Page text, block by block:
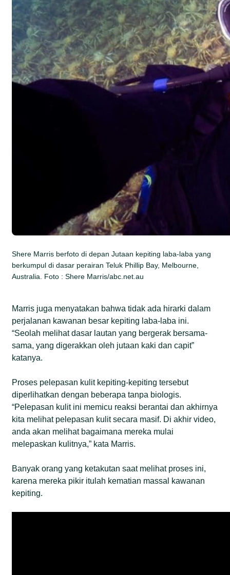
Shere Marris berfoto di depan Jutaan kepiting laba-laba yang
berkumpul di dasar perairan Teluk Phillip Bay, Melbourne,
Australia. Foto : Shere Marris/abc.net.au
Marris juga menyatakan bahwa tidak ada hirarki dalam
perjalanan kawanan besar kepiting laba-laba ini.
“Seolah melihat dasar lautan yang bergerak bersama-
sama, yang digerakkan oleh jutaan kaki dan capit”
katanya.
Proses pelepasan kulit kepiting-kepiting tersebut
diperlihatkan dengan beberapa tanpa biologis.
“Pelepasan kulit ini memicu reaksi berantai dan akhirnya
kita melihat pelepasan kulit secara masif. Di akhir video,
anda akan melihat bagaimana mereka mulai
melepaskan kulitnya,” kata Marris.
Banyak orang yang ketakutan saat melihat proses ini,
karena mereka pikir itulah kematian massal kawanan
kepiting.